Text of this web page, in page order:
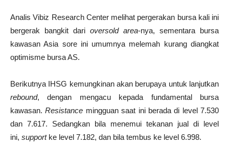
Analis Vibiz Research Center melihat pergerakan bursa kali ini
bergerak bangkit dari oversold area-nya, sementara bursa
kawasan Asia sore ini umumnya melemah kurang diangkat
optimisme bursa AS.
Berikutnya IHSG kemungkinan akan berupaya untuk lanjutkan
rebound, dengan mengacu kepada fundamental bursa
kawasan.Resistance mingguan saat ini berada di level 7.530
dan 7.617. Sedangkan bila menemui tekanan jual di level
ini, supportke level 7.182, dan bila tembus ke level 6.998.